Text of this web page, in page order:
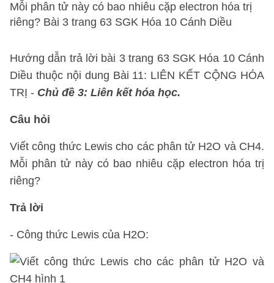
Mỗi phân tử này có bao nhiêu cặp electron hóa trị
riêng? Bài 3 trang 63 SGK Hóa 10 Cánh Diều
Hướng dẫn trả lời bài 3 trang 63 SGK Hóa 10 Cánh
Diều thuộc nội dung Bài 11: LIÊN KẾT CỘNG HÓA
TRỊ - Chủ đề 3: Liên kết hóa học.
Câu hỏi
Viết công thức Lewis cho các phân tử H2O và CH4.
Mỗi phân tử này có bao nhiêu cặp electron hóa trị
riêng?
Trả lời
- Công thức Lewis của H2O: